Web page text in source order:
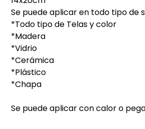
Se puede aplicar en todo tipo de
*Todo tipo de Telas y color
*Madera
*Vidrio
*Cerámica
*Plástico
*Chapa
Se puede aplicar con calor o